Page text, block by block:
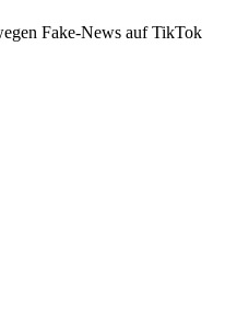
Fake-News auf TikTok